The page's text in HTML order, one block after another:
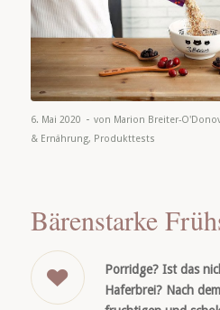
6. Mai 2020 - von Marion Breiter-
& Ernährung, Produkttests
Bärenstarke
Porridge? Ist das
Haferbrei? Nach